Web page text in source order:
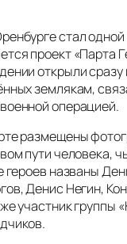
стал одной
проект «Парта
открыли сразу
землякам,
операцией.
размещены
пути человека,
героев названы
Денис Негин,
участник группы